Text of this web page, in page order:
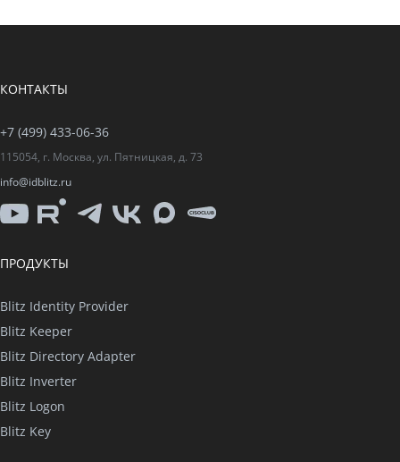
КОНТАКТЫ
+7 (499) 433-06-36
115054, г. Москва, ул. Пятницкая, д. 73
info@idblitz.ru
YouTubeRutubeTelegram
VK Max
CISO
ПРОДУКТЫ
Blitz Identity Provider
Blitz Keeper
Blitz Directory Adapter
Blitz Inverter
Blitz Logon
Blitz Key